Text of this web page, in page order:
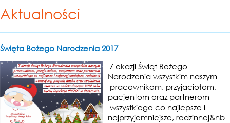
Aktualności
Święta Bożego Narodzenia 2017
Z okazji Świąt Bożego
Narodzenia wszystkim naszym
pracownikom, przyjaciołom,
pacjentom oraz partnerom
wszystkiego co najlepsze i
najprzyjemniejsze, rodzinnej&nb